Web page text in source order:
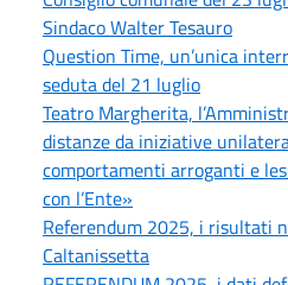
Sindaco Walter Tesauro
Question Time, un’unica
seduta del 21 luglio
Teatro Margherita,
distanze da iniziative
comportamenti arroganti e
con l’Ente»
Referendum 2025, i risultati
Caltanissetta